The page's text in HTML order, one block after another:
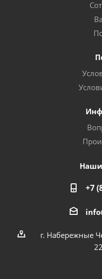
Наши
+7
г. Набережные